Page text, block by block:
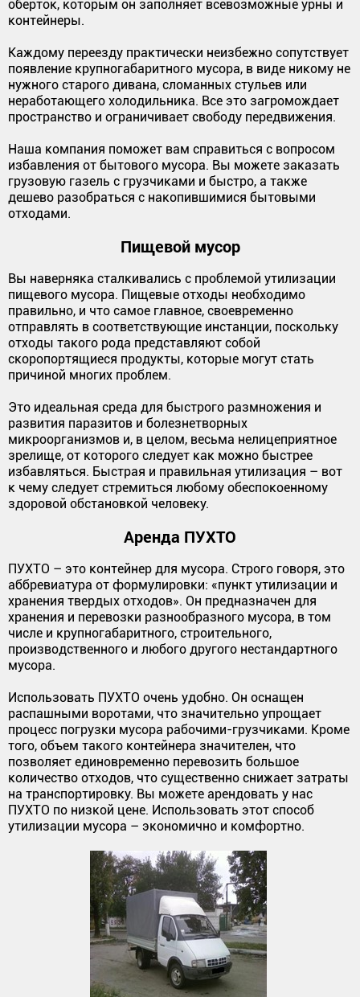
оберток, которым он заполняет всевозможные урны и
контейнеры.
Каждому переезду практически неизбежно сопутствует
появление крупногабаритного мусора, в виде никому не
нужного старого дивана, сломанных стульев или
неработающего холодильника. Все это загромождает
пространство и ограничивает свободу передвижения.
Наша компания поможет вам справиться с вопросом
избавления от бытового мусора. Вы можете заказать
грузовую газель с грузчиками и быстро, а также
дешево разобраться с накопившимися бытовыми
отходами.
Пищевой мусор
Вы наверняка сталкивались с проблемой утилизации
пищевого мусора. Пищевые отходы необходимо
правильно, и что самое главное, своевременно
отправлять в соответствующие инстанции, поскольку
отходы такого рода представляют собой
скоропортящиеся продукты, которые могут стать
причиной многих проблем.
Это идеальная среда для быстрого размножения и
развития паразитов и болезнетворных
микроорганизмов и, в целом, весьма нелицеприятное
зрелище, от которого следует как можно быстрее
избавляться. Быстрая и правильная утилизация – вот
к чему следует стремиться любому обеспокоенному
здоровой обстановкой человеку.
Аренда ПУХТО
ПУХТО – это контейнер для мусора. Строго говоря, это
аббревиатура от формулировки: «пункт утилизации и
хранения твердых отходов». Он предназначен для
хранения и перевозки разнообразного мусора, в том
числе и крупногабаритного, строительного,
производственного и любого другого нестандартного
мусора.
Использовать ПУХТО очень удобно. Он оснащен
распашными воротами, что значительно упрощает
процесс погрузки мусора рабочими-грузчиками. Кроме
того, объем такого контейнера значителен, что
позволяет единовременно перевозить большое
количество отходов, что существенно снижает затраты
на транспортировку. Вы можете арендовать у нас
ПУХТО по низкой цене. Использовать этот способ
утилизации мусора – экономично и комфортно.